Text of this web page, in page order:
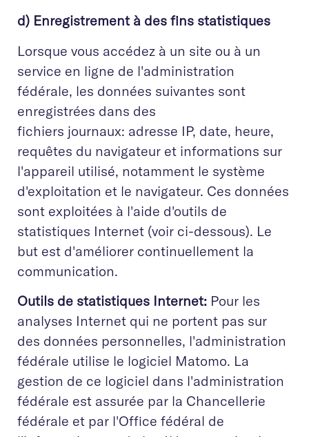
d) Enregistrement à des fins statistiques
Lorsque vous accédez à un site ou à un
service en ligne de l'administration
fédérale, les données suivantes sont
enregistrées dans des
fichiers journaux: adresse IP, date, heure,
requêtes du navigateur et informations sur
l'appareil utilisé, notamment le système
d'exploitation et le navigateur. Ces données
sont exploitées à l'aide d'outils de
statistiques Internet (voir ci-dessous). Le
but est d'améliorer continuellement la
communication.
Outils de statistiques Internet: Pour les
analyses Internet qui ne portent pas sur
des données personnelles, l'administration
fédérale utilise le logiciel Matomo. La
gestion de ce logiciel dans l'administration
fédérale est assurée par la Chancellerie
fédérale et par l'Office fédéral de